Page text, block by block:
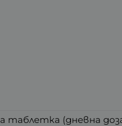
таблетка (дневна